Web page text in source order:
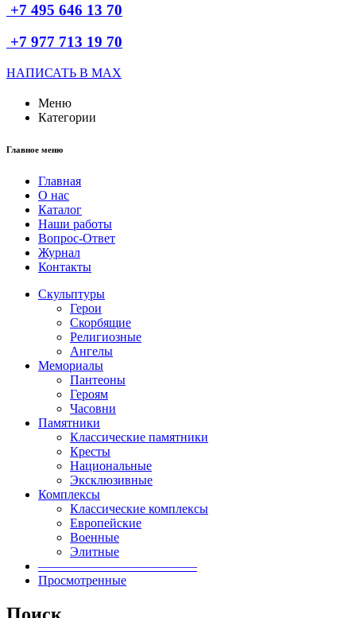
+7 495 646 13 70
+7 977 713 19 70
НАПИСАТЬ В MAX
Меню
Категории
Главное меню
Главная
О нас
Каталог
Наши работы
Вопрос-Ответ
Журнал
Контакты
Скульптуры
Герои
Скорбящие
Религиозные
Ангелы
Мемориалы
Пантеоны
Героям
Часовни
Памятники
Классические памятники
Кресты
Национальные
Эксклюзивные
Комплексы
Классические комплексы
Европейские
Военные
Элитные
————————————–
Просмотренные
Поиск